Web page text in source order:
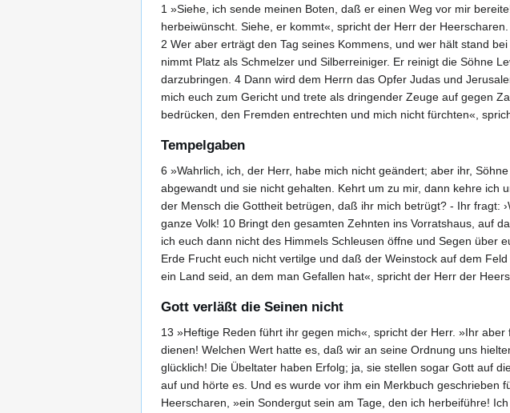
1 »Siehe, ich sende meinen Boten, daß er einen Weg vor mir
herbeiwünscht. Siehe, er kommt«, spricht der Herr der Heerscharen.
2 Wer aber erträgt den Tag seines Kommens, und wer hält stand
nimmt Platz als Schmelzer und Silberreiniger. Er reinigt die Söhne
darzubringen. 4 Dann wird dem Herrn das Opfer Judas und
mich euch zum Gericht und trete als dringender Zeuge auf gegen
bedrücken, den Fremden entrechten und mich nicht fürchten«,
Tempelgaben
6 »Wahrlich, ich, der Herr, habe mich nicht geändert; aber ihr,
abgewandt und sie nicht gehalten. Kehrt um zu mir, dann kehre ich
der Mensch die Gottheit betrügen, daß ihr mich betrügt? - Ihr fragt:
ganze Volk! 10 Bringt den gesamten Zehnten ins Vorratshaus, auf
ich euch dann nicht des Himmels Schleusen öffne und Segen
Erde Frucht euch nicht vertilge und daß der Weinstock auf dem
ein Land seid, an dem man Gefallen hat«, spricht der Herr der
Gott verläßt die Seinen nicht
13 »Heftige Reden führt ihr gegen mich«, spricht der Herr. »Ihr
dienen! Welchen Wert hatte es, daß wir an seine Ordnung uns
glücklich! Die Übeltater haben Erfolg; ja, sie stellen sogar Gott auf
auf und hörte es. Und es wurde vor ihm ein Merkbuch geschrieben
Heerscharen, »ein Sondergut sein am Tage, den ich herbeiführe!